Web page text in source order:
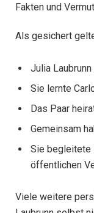
Fakten und
Als gesichert
Julia
Sie lernte
Das Paar
Gemeinsam
Sie begleitete
öffentlichen
Viele weitere